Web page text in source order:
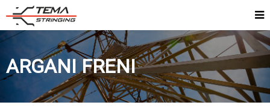
ARGANI FRENI